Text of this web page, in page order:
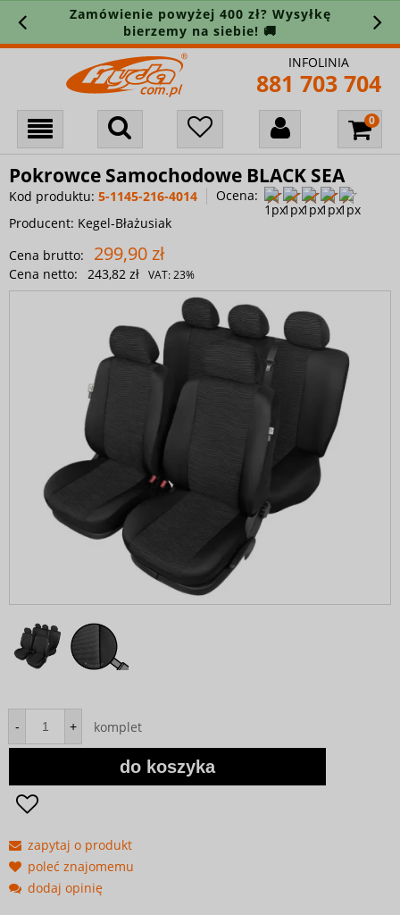
Zamówienie powyżej 400 zł? Wysyłkę
bierzemy na siebie! 🚚
INFOLINIA
881 703 704
Pokrowce Samochodowe BLACK SEA
Kod produktu: 5-1145-216-4014
Ocena:
Producent: Kegel-Błażusiak
Cena brutto:
299,90 zł
Cena netto: 243,82 zł VAT:23%
- + komplet
do koszyka
zapytaj o produkt
poleć znajomemu
dodaj opinię